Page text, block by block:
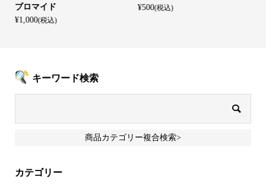
ブロマイド
¥1,000(税込)
¥500(税込)
キーワード検索
商品カテゴリー複合検索>
カテゴリー